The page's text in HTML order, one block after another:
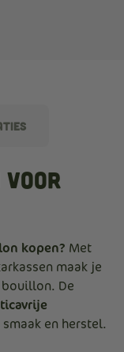
voor
kopen? Met
maak je
De
en herstel.